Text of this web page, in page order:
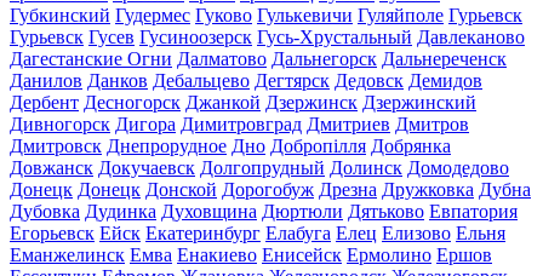
Губкинский Гудермес Гуково Гулькевичи Гуляйполе Гурьевск
Гурьевск Гусев Гусиноозерск Гусь-Хрустальный Давлеканово
Дагестанские Огни Далматово Дальнегорск Дальнереченск
Данилов Данков Дебальцево Дегтярск Дедовск Демидов
Дербент Десногорск Джанкой Дзержинск Дзержинский
Дивногорск Дигора Димитровград Дмитриев Дмитров
Дмитровск Днепрорудное Дно Добропілля Добрянка
Довжанск Докучаевск Долгопрудный Долинск Домодедово
Донецк Донецк Донской Дорогобуж Дрезна Дружковка Дубна
Дубовка Дудинка Духовщина Дюртюли Дятьково Евпатория
Егорьевск Ейск Екатеринбург Елабуга Елец Елизово Ельня
Еманжелинск Емва Енакиево Енисейск Ермолино Ершов